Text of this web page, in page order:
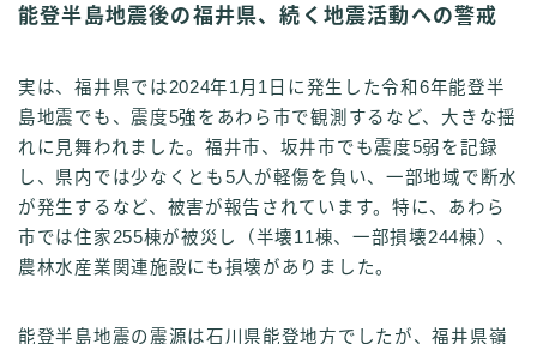
能登半島地震後の福井県、続く地震活動への警戒
実は、福井県では2024年1月1日に発生した令和6年能登半
島地震でも、震度5強をあわら市で観測するなど、大きな揺
れに見舞われました。福井市、坂井市でも震度5弱を記録
し、県内では少なくとも5人が軽傷を負い、一部地域で断水
が発生するなど、被害が報告されています。特に、あわら
市では住家255棟が被災し（半壊11棟、一部損壊244棟）、
農林水産業関連施設にも損壊がありました。
能登半島地震の震源は石川県能登地方でしたが、福井県嶺